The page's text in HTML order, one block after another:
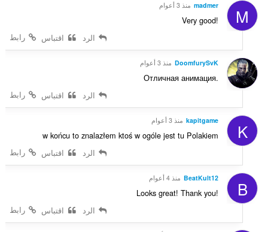
M
madmer منذ 3 أعوام
Very good!
رابط
الرد اقتباس
DoomfurySvK منذ 3 أعوام
Отличная анимация.
رابط
الرد اقتباس
K
kapitgame منذ 3 أعوام
w końcu to znalazłem ktoś w ogóle jest tu Polakiem
رابط
الرد اقتباس
B
BeatKult12 منذ 4 أعوام
Looks great! Thank you!
رابط
الرد اقتباس